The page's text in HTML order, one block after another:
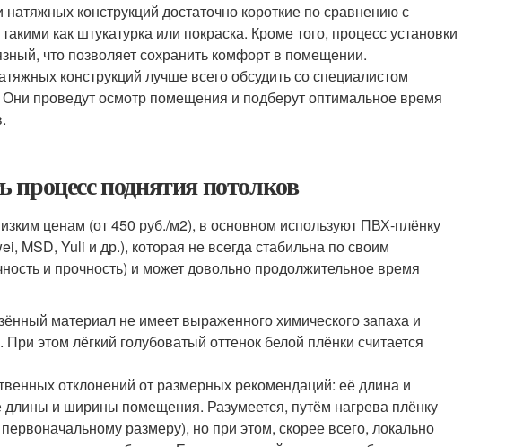
конструкций достаточно короткие по сравнению с
как штукатурка или покраска. Кроме того, процесс установки
что позволяет сохранить комфорт в помещении.
конструкций лучше всего обсудить со специалистом
проведут осмотр помещения и подберут оптимальное время
поднятия потолков
ценам (от 450 руб./м2), в основном используют ПВХ-плёнку
MSD, Yuli и др.), которая не всегда стабильна по своим
и прочность) и может довольно продолжительное время
материал не имеет выраженного химического запаха и
этом лёгкий голубоватый оттенок белой плёнки считается
отклонений от размерных рекомендаций: её длина и
и ширины помещения. Разумеется, путём нагрева плёнку
размеру), но при этом, скорее всего, локально